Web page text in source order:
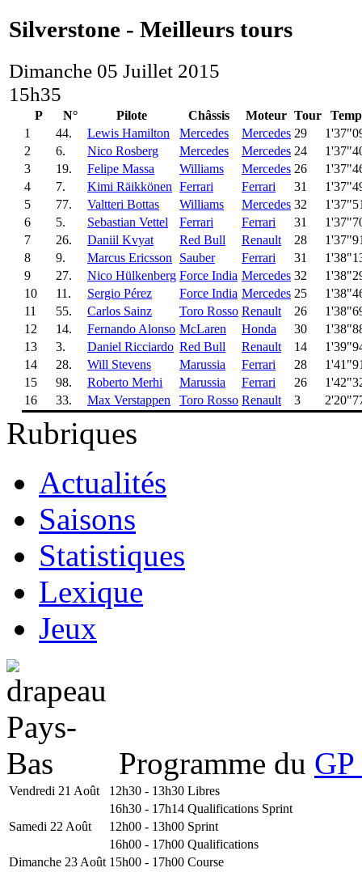
Silverstone - Meilleurs tours
Dimanche 05 Juillet 2015
15h35
P N° Pilote Châssis Moteur Tour
1
44. Lewis Hamilton Mercedes Mercedes 29
2
6. Nico Rosberg Mercedes Mercedes 24
3
19. Felipe Massa Williams Mercedes 26
4
7. Kimi Räikkönen Ferrari Ferrari 31
5
77. Valtteri Bottas Williams Mercedes 32
6
5. Sebastian Vettel Ferrari Ferrari 31
7
26. Daniil Kvyat Red Bull Renault 28
8
9. Marcus Ericsson Sauber Ferrari 31
9
27. Nico Hülkenberg Force India Mercedes 32
10
11. Sergio Pérez Force India Mercedes 25
11
55. Carlos Sainz Toro Rosso Renault 26
12
14. Fernando Alonso McLaren Honda 30
13
3. Daniel Ricciardo Red Bull Renault 14
14
28. Will Stevens Marussia Ferrari 28
15
98. Roberto Merhi Marussia Ferrari 26
16
33. Max Verstappen Toro Rosso Renault 3
Rubriques
Actualités
Saisons
Statistiques
Lexique
Jeux
Programme du
Vendredi 21 Août 12h30 - 13h30 Libres
16h30 - 17h14 Qualifications Sprint
Samedi 22 Août
12h00 - 13h00 Sprint
16h00 - 17h00 Qualifications
Dimanche 23 Août 15h00 - 17h00 Course